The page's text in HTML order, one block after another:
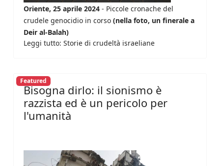
Oriente, 25 aprile 2024 - Piccole cronache del
crudele genocidio in corso (nella foto, un finerale a
Deir al-Balah)
Leggi tutto: Storie di crudeltà israeliane
Featured
Bisogna dirlo: il sionismo è
razzista ed è un pericolo per
l'umanità